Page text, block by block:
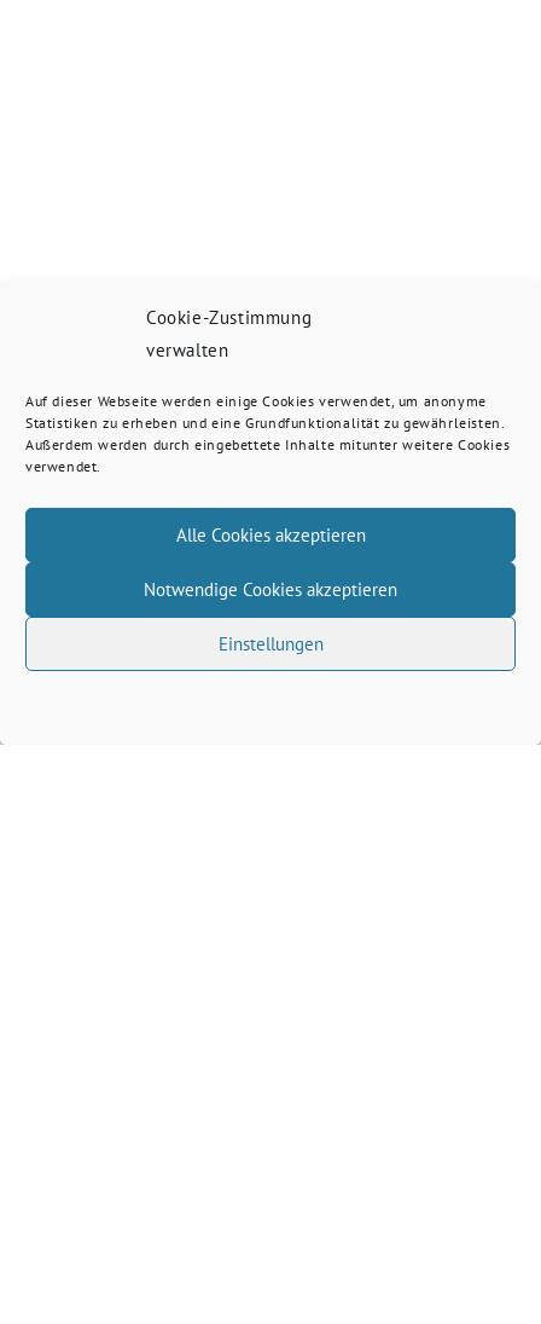
Cookie-Zustimmung
verwalten
Auf dieser Webseite werden einige Cookies verwendet, um anonyme
Statistiken zu erheben und eine Grundfunktionalität zu gewährleisten.
Außerdem werden durch eingebettete Inhalte mitunter weitere Cookies
verwendet.
Alle Cookies akzeptieren
Notwendige Cookies akzeptieren
Einstellungen